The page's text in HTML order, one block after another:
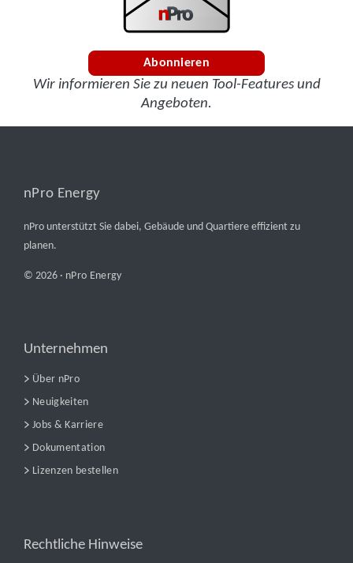
Abonnieren
Wir informieren Sie zu neuen Tool-Features und
Angeboten.
nPro Energy
nPro unterstützt Sie dabei, Gebäude und Quartiere effizient zu
planen.
© 2026 · nPro Energy
Unternehmen
Über nPro
Neuigkeiten
Jobs & Karriere
Dokumentation
Lizenzen bestellen
Rechtliche Hinweise